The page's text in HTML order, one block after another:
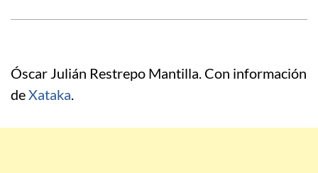
Óscar Julián Restrepo Mantilla. Con información
deXataka.